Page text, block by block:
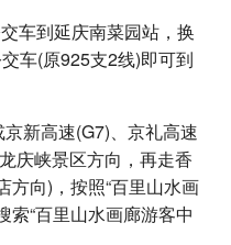
车到延庆南菜园站，换
车(原925支2线)即可到
新高速(G7)、京礼高速
庆峡景区方向，再走香
方向)，按照“百里山水画
索“百里山水画廊游客中